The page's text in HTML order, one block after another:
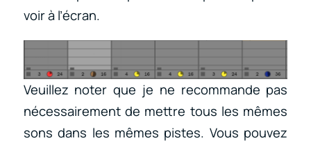
voir à l’écran.
Veuillez noter que je ne recommande pas
nécessairement de mettre tous les mêmes
sons dans les mêmes pistes. Vous pouvez